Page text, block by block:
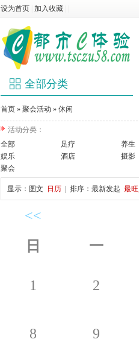
设为首页 加入收藏
全部分类
首页 » 聚会活动 » 休闲
活动分类：
全部
足疗 养生
娱乐
酒店 摄影
聚会
显示： 图文 日历 | 排序： 最新发起 最
<<
日
一
1 2
8 9